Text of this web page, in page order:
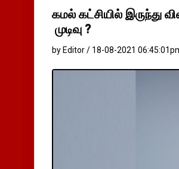
கமல் கட்சியில் இருந்து
முடிவு ?
by Editor / 18-08-2021